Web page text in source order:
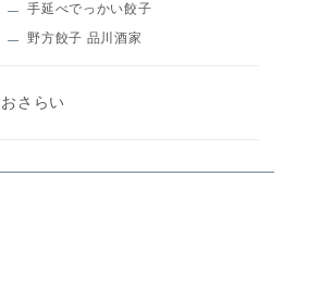
手延べでっかい餃子
野方餃子 品川酒家
おさらい